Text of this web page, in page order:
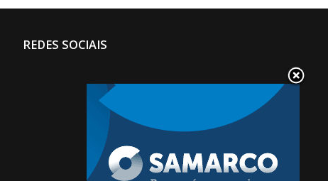
REDES SOCIAIS